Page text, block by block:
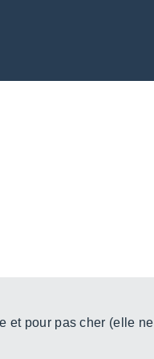
et pour pas cher (elle ne